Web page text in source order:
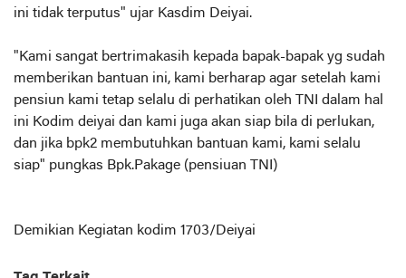
ini tidak terputus" ujar Kasdim Deiyai.
"Kami sangat bertrimakasih kepada bapak-bapak yg sudah
memberikan bantuan ini, kami berharap agar setelah kami
pensiun kami tetap selalu di perhatikan oleh TNI dalam hal
ini Kodim deiyai dan kami juga akan siap bila di perlukan,
dan jika bpk2 membutuhkan bantuan kami, kami selalu
siap" pungkas Bpk.Pakage (pensiuan TNI)
Demikian Kegiatan kodim 1703/Deiyai